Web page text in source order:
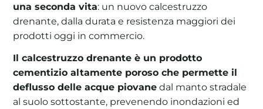
una seconda vita: un nuovo calcestruzzo
drenante, dalla durata e resistenza maggiori dei
prodotti oggi in commercio.
Il calcestruzzo drenante è un prodotto
cementizio altamente poroso che permette il
deflusso delle acque piovane dal manto stradale
al suolo sottostante, prevenendo inondazioni ed